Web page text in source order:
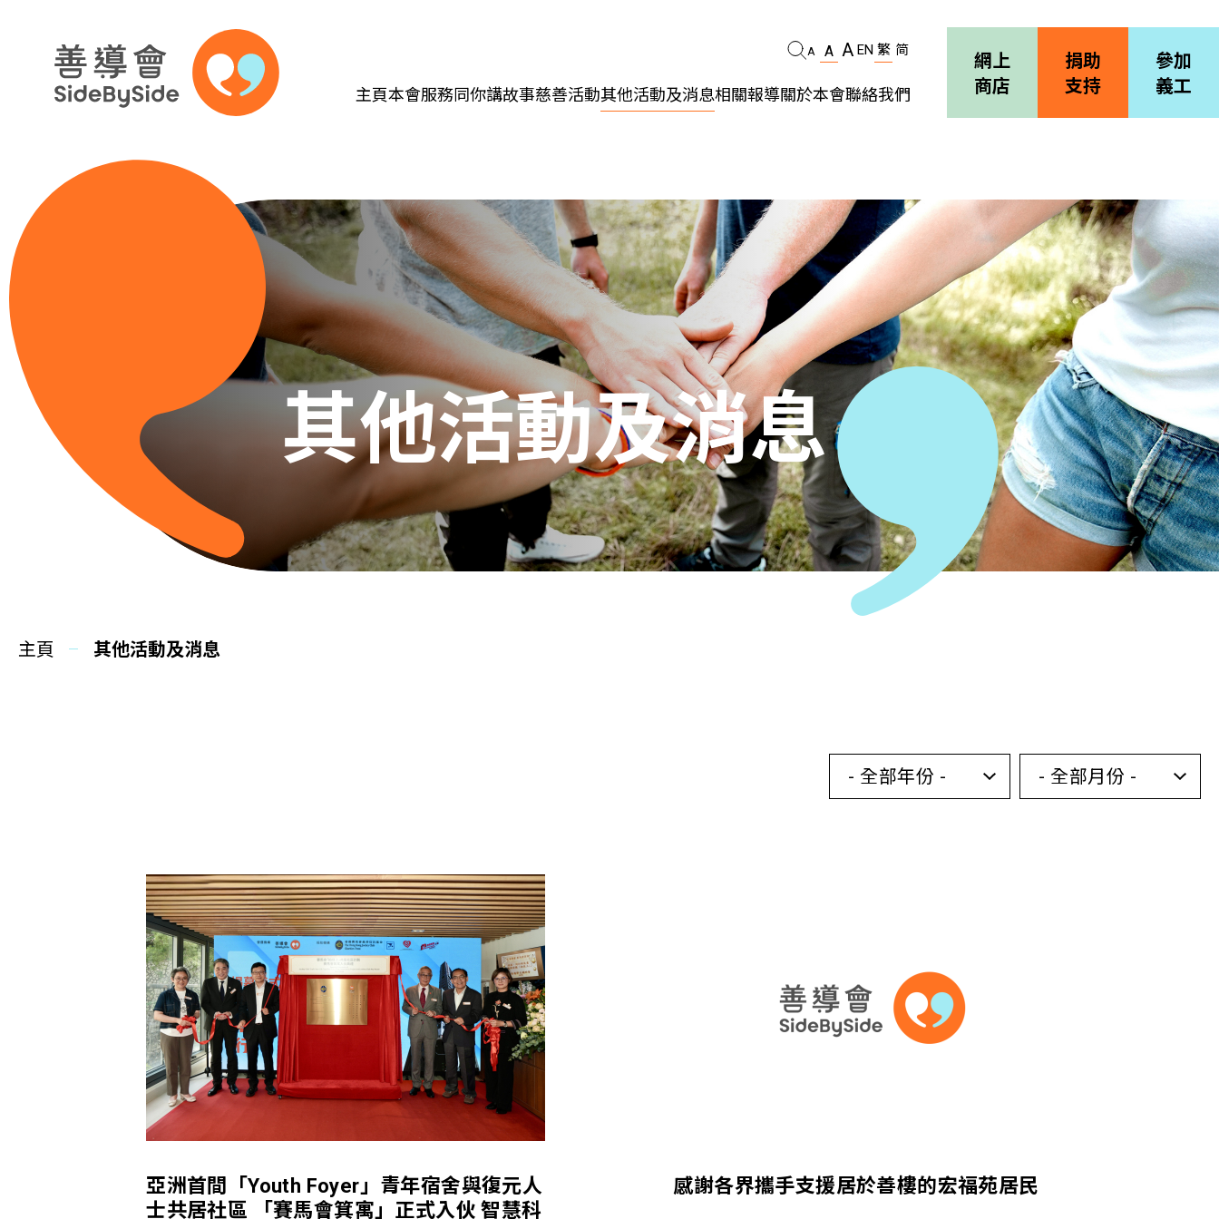
A A A EN 繁 简
主頁本會服務
職能發展
社區教育
多元共融
社區連繫
同你講故事慈善活動其他活動及消息相關報導關於本會
職位空缺
招標通告
聯絡我們
網上
商店
捐助
支持
參加
義工
其他活動及消息
主頁 其他活動及消息
- 全部年份 - - 全部月份 -
亞洲首間「Youth Foyer」青年宿舍與復元人
士共居社區 「賽馬會箕寓」正式入伙 智慧科
感謝各界攜手支援居於善樓的宏福苑居民